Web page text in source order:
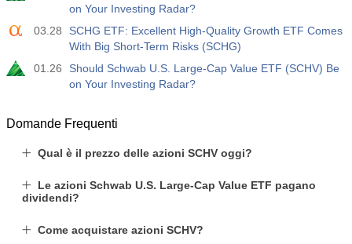
on Your Investing Radar?
03.28
SCHG ETF: Excellent High-Quality Growth ETF Comes
With Big Short-Term Risks (SCHG)
01.26
Should Schwab U.S. Large-Cap Value ETF (SCHV) Be
on Your Investing Radar?
Domande Frequenti
Qual è il prezzo delle azioni SCHV oggi?
Le azioni Schwab U.S. Large-Cap Value ETF pagano
dividendi?
Come acquistare azioni SCHV?